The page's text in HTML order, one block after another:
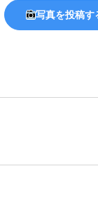
写真を投稿す